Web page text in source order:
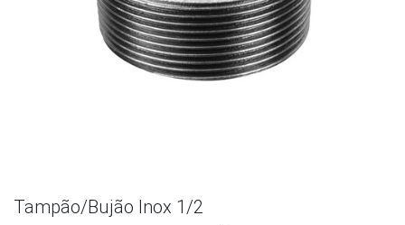
Tampão/Bujão Inox 1/2